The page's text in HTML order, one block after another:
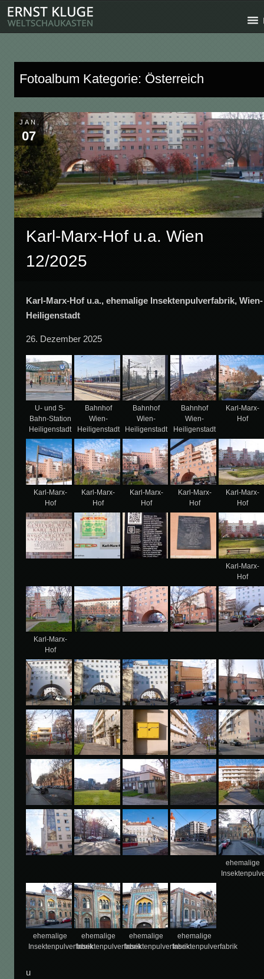
Fotoalbum Kategorie: Österreich
JAN.
07
Karl-Marx-Hof u.a. Wien
12/2025
Karl-Marx-Hof u.a., ehemalige Insektenpulverfabrik, Wien-
Heiligenstadt
26. Dezember 2025
U- und S-
Bahn-Station
Heiligenstadt
Bahnhof
Wien-
Heiligenstadt
Bahnhof
Wien-
Heiligenstadt
Bahnhof
Wien-
Heiligenstadt
Karl-Marx-
Hof
Karl-Marx-
Hof
Karl-Marx-
Hof
Karl-Marx-
Hof
Karl-Marx-
Hof
Karl-Marx-
Hof
Karl-Marx-
Hof
Karl-Marx-
Hof
ehemalige
ehemalige
Insektenpulverfabrik
ehemalige
Insektenpulverfabrik
ehemalige
Insektenpulverfabrik
ehemalige
Insektenpulverfabrik
u